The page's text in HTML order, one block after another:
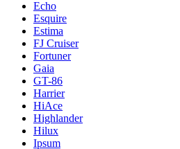
Echo
Esquire
Estima
FJ Cruiser
Fortuner
Gaia
GT-86
Harrier
HiAce
Highlander
Hilux
Ipsum